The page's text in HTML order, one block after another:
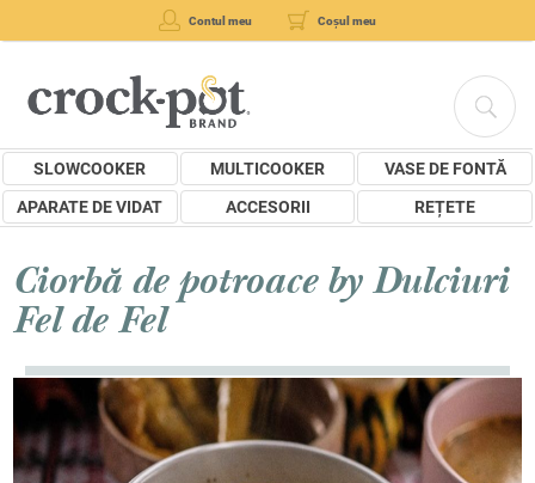
Contul meu Coșul meu
SLOWCOOKER MULTICOOKER
VASE DE FONTĂ
APARATE DE VIDAT
ACCESORII REȚETE
Ciorbă de potroace by Dulciuri
Fel de Fel